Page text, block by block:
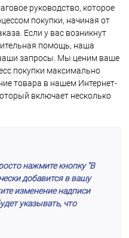
руководство, которое
покупки, начиная от
Если у вас возникнут
помощь, наша
запросы. Мы ценим ваше
покупки максимально
товара в нашем Интернет-
включает несколько
нажмите кнопку "В
добавится в вашу
изменение надписи
указывать, что